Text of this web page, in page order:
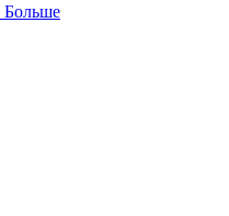
Больше